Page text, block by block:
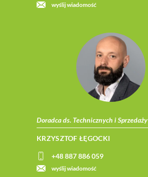
wyślij wiadomość
Doradca ds. Technicznych i Sprzedaży
KRZYSZTOF ŁĘGOCKI
+48 887 886 059
wyślij wiadomość